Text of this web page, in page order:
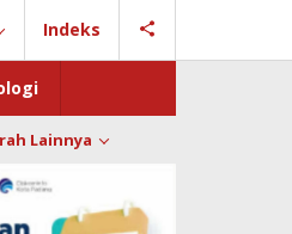
Indeks
Lainnya